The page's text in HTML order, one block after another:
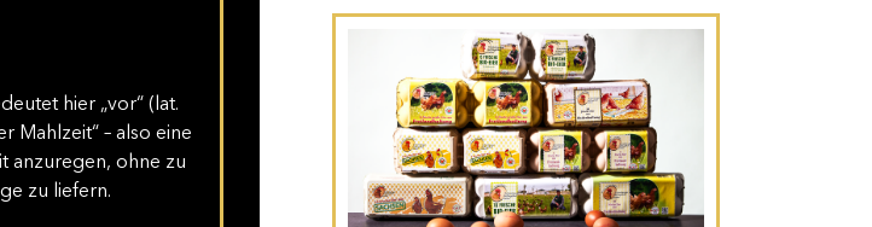
hier „vor“ (lat.
Mahlzeit“ – also eine
anzuregen, ohne zu
zu liefern.